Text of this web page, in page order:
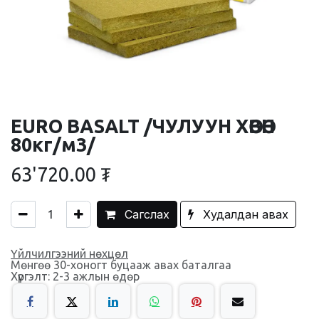
EURO BASALT /ЧУЛУУН ХӨВӨН
80кг/м3/
63'720.00 ₮
Сагслах Худалдан авах
Үйлчилгээний нөхцөл
Мөнгөө 30-хоногт буцааж авах баталгаа
Хүргэлт: 2-3 ажлын өдөр